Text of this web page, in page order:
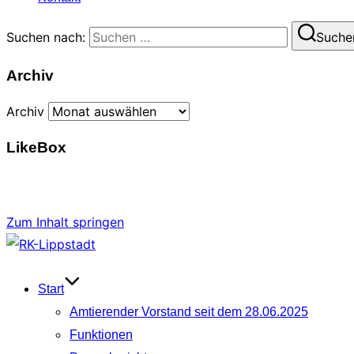
Suchen nach:
Archiv
Archiv
LikeBox
Zum Inhalt springen
Start
Amtierender Vorstand seit dem 28.06.2025
Funktionen